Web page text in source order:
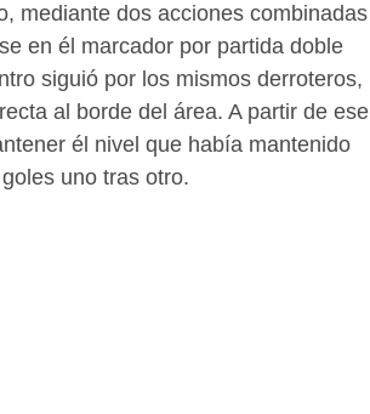
mediante dos acciones combinadas
en él marcador por partida doble
siguió por los mismos derroteros,
al borde del área. A partir de ese
él nivel que había mantenido
uno tras otro.